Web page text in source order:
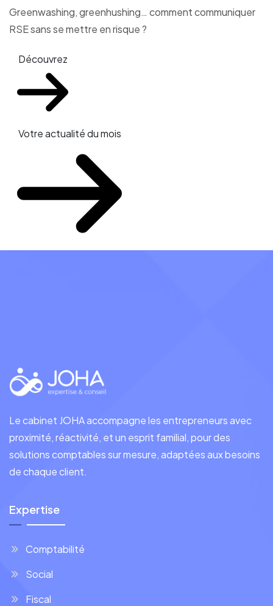
Greenwashing, greenhushing… comment communiquer
RSE sans se mettre en risque ?
Découvrez
Votre actualité du mois
Le cabinet JOHA accompagne les entrepreneurs avec
proximité, réactivité, et un esprit familial, pour des
solutions comptables sur mesure, adaptées aux besoins
de chaque client.
Expertise
Comptabilité
Social
Fiscal